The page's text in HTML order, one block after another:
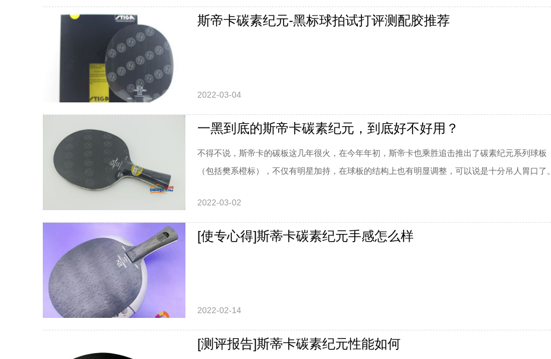
斯帝卡碳素纪元-黑标球拍试打评测配胶推荐
2022-03-04
一黑到底的斯帝卡碳素纪元，到底好不好用？
不得不说，斯帝卡的碳板这几年很火，在今年年初，斯帝卡也乘胜追击推出了碳素纪元系列球板
（包括樊系橙标），不仅有明星加持，在球板的结构上也有明显调整，可以说是十分吊人胃口了。
内一直处于缺货状态...好东西当然是值得等待的，如动库商城碳素纪元已经到货！感兴趣的小伙伴
们可以冲冲冲了！那冲之前咱们还是得先聊聊，碳素纪元到底
2022-03-02
[使专心得]斯蒂卡碳素纪元手感怎么样
2022-02-14
[测评报告]斯蒂卡碳素纪元性能如何